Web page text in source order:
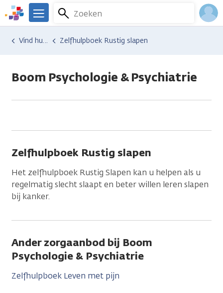
Overslaan
en
naar
We
er
Kanker.nl
Zoeken
Menu
Hulp en ondersteuning
Vind hulp bij kanker Zelfhulpboek Rustig slapen
Boom Psychologie & Psychiatrie
Zelfhulpboek Rustig slapen
Het zelfhulpboek Rustig Slapen kan u helpen als u
regelmatig slecht slaapt en beter willen leren slapen
bij kanker.
Ander zorgaanbod bij Boom
Psychologie & Psychiatrie
Zelfhulpboek Leven met pijn